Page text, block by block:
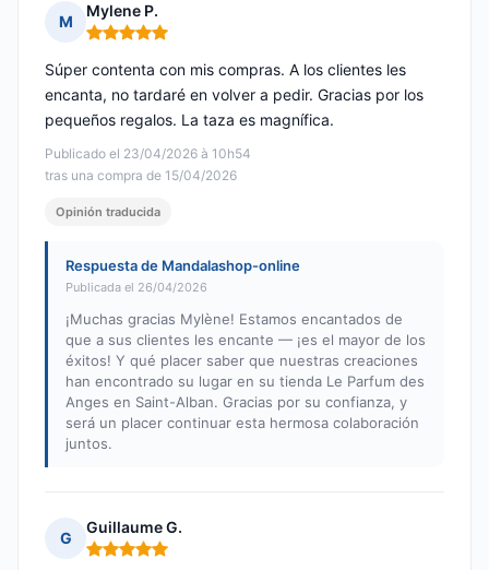
M
Mylene P.
Nota: 5 de 5
Publicado el 23/04/2026 à 10h54
tras una compra de 15/04/2026
Súper contenta con mis compras. A los clientes les
encanta, no tardaré en volver a pedir. Gracias por los
pequeños regalos. La taza es magnífica.
Opinión traducida
Respuesta de Mandalashop-online
Publicada el 26/04/2026
¡Muchas gracias Mylène! Estamos encantados de
que a sus clientes les encante — ¡es el mayor de los
éxitos! Y qué placer saber que nuestras creaciones
han encontrado su lugar en su tienda Le Parfum des
Anges en Saint-Alban. Gracias por su confianza, y
será un placer continuar esta hermosa colaboración
juntos.
G
Guillaume G.
Nota: 5 de 5